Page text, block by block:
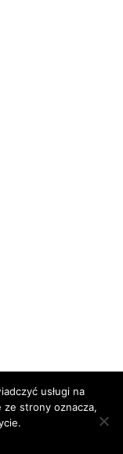
usługi na
ze strony oznacza,